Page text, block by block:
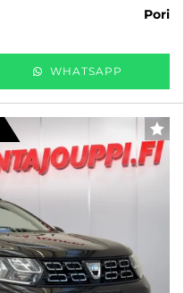
pori
WHATSAPP